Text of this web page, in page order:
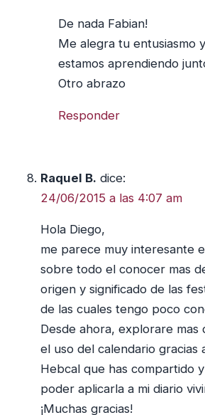
De nada Fabian!
Me alegra tu entusiasmo
estamos aprendiendo
Otro abrazo
Responder
Raquel B. dice:
24/06/2015 a las 4:07 am
Hola Diego,
me parece muy interesante
sobre todo el conocer mas
origen y significado de las
de las cuales tengo poco
Desde ahora, explorare mas
el uso del calendario gracias
Hebcal que has compartido
poder aplicarla a mi diario
¡Muchas gracias!